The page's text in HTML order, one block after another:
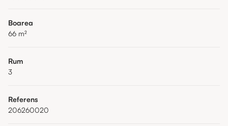
Boarea
66 m²
Rum
3
Referens
206260020